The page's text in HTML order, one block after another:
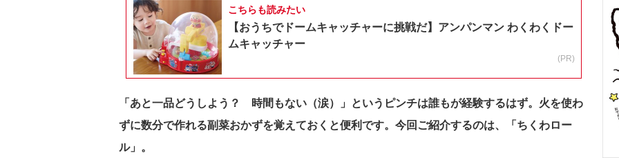
こちらも読みたい
【おうちでドームキャッチャーに挑戦だ】アンパンマン わくわくドー
ムキャッチャー
(PR)
「あと一品どうしよう？ 時間もない（涙）」というピンチは誰もが経験するはず。 火を使わ
ずに数分で作れる副菜おかずを覚えておくと便利です。今回ご紹介するのは、「ちくわロー
ル」。